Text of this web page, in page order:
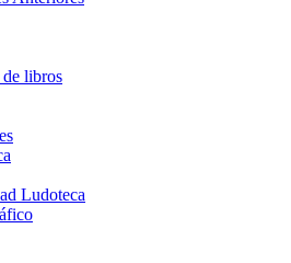
de libros
Ludoteca